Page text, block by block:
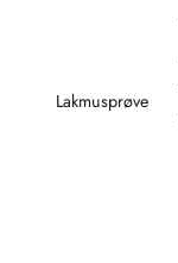
Lakmusprøve